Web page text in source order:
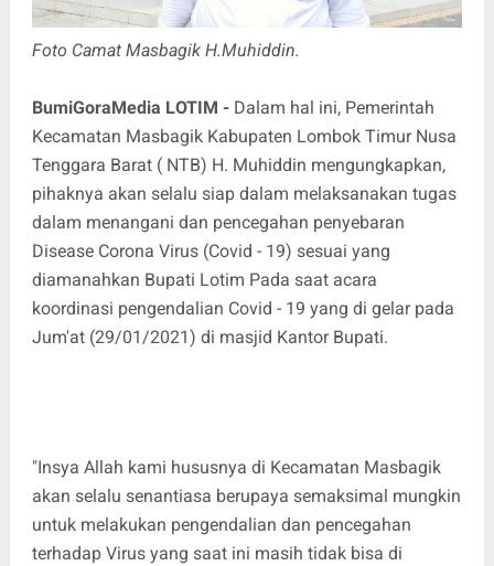
Foto Camat Masbagik H.Muhiddin.
BumiGoraMedia LOTIM -Dalam hal ini, Pemerintah
Kecamatan Masbagik Kabupaten Lombok Timur Nusa
Tenggara Barat ( NTB) H. Muhiddin mengungkapkan,
pihaknya akan selalu siap dalam melaksanakan tugas
dalam menangani dan pencegahan penyebaran
Disease Corona Virus (Covid - 19) sesuai yang
diamanahkan Bupati Lotim Pada saat acara
koordinasi pengendalian Covid - 19 yang di gelar pada
Jum'at (29/01/2021) di masjid Kantor Bupati.
"Insya Allah kami hususnya di Kecamatan Masbagik
akan selalu senantiasa berupaya semaksimal mungkin
untuk melakukan pengendalian dan pencegahan
terhadap Virus yang saat ini masih tidak bisa di